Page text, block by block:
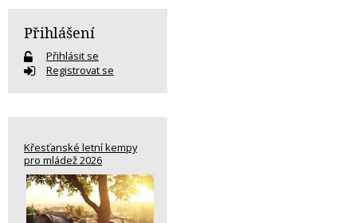
Přihlášení
Přihlásit se
Registrovat se
Křesťanské letní kempy
pro mládež 2026